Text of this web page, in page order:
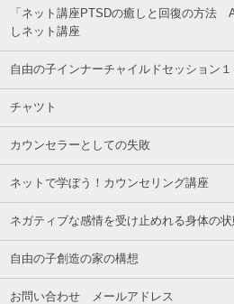
「ネット講座PTSDの癒しと回復の方法
しネット講座
自由の子インナーチャイルドセッション１
チャツト
カウンセラーとしての失敗
ネットで学ぼう！カウンセリング講座
ネガティブな感情を受け止めれる身体の
自由の子創造の家の構想
お問い合わせ メールアドレス